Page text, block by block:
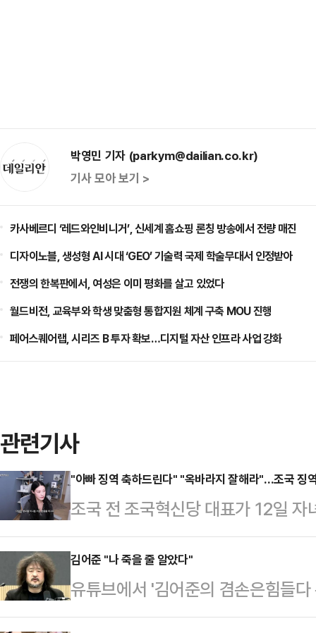
박영민 기자 (parkym@dailian.co.kr)
기사 모아 보기 >
카사베르디 ‘레드와인비니거’, 신세계 홈쇼핑 론칭 방송에서 전량 매진
디자이노블, 생성형 AI 시대 ‘GEO’ 기술력 국제 학술무대서 인정받아
전쟁의 한복판에서, 여성은 이미 평화를 살고 있었다
월드비전, 교육부와 학생 맞춤형 통합지원 체계 구축 MOU 진행
페어스퀘어랩, 시리즈 B 투자 확보…디지털 자산 인프라 사업 강화
관련기사
"아빠 징역 축하드린다" "옥바라지 잘해라"…조국 징
조국 전 조국혁신당 대표가 12일
징역 2년을 확정받은 가운데 일부
서비스(SNS)에 악성 댓글을 남기
엄상필 대법관)는 이날 오전 뇌물
에 징역 2년을 선고한 원심판결을
김어준 "나 죽을 줄 알았다"
유튜브에서 '김어준의 겸손은힘들
윤석열 대통령의 비상계엄 선포 당